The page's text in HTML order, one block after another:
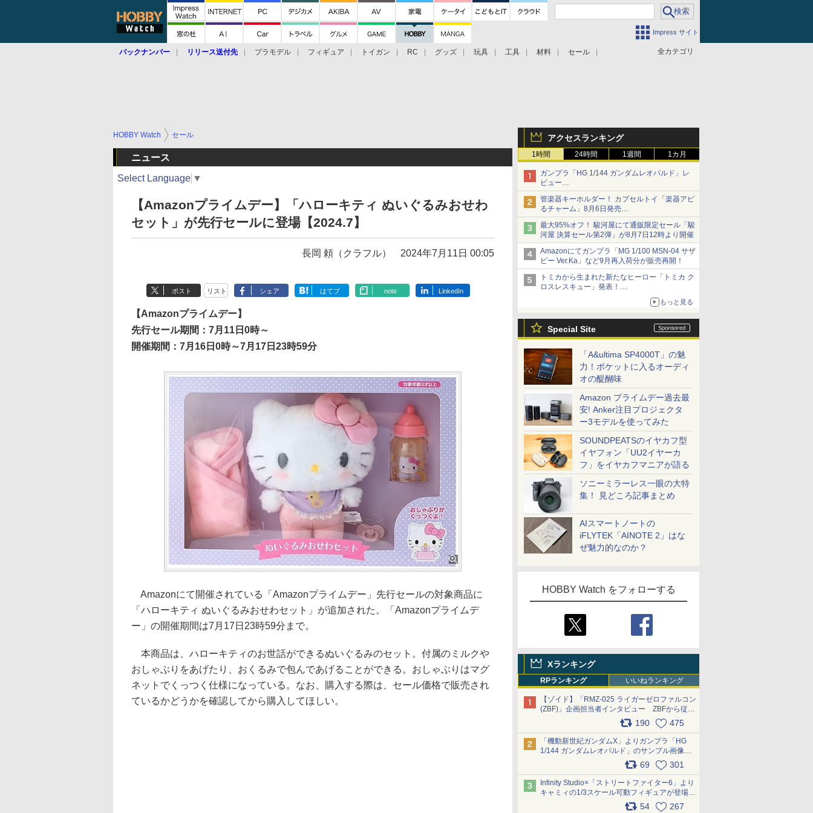
Impress サイト
全カテゴリ
バックナンバー リリース送付先 プラモデル フィギュア トイガン RC グッズ 玩具 工具 材料 セール
アクセスランキング
1時間 24時間 1週間 1カ月
ガンプラ「HG 1/144 ガンダムレオパルド」レ
ビュー
『機動新世紀ガンダムX』30周年！インナーア
ームガトリングの変形機構まで再現し最新フォ
ーマットでキット化！
管楽器キーホルダー！ カプセルトイ「楽器アピ
るチャーム」8月6日発売
チューバ、テナサクなど5種各3色
最大95%オフ！ 駿河屋にて通販限定セール「駿
河屋 決算セール第2弾」が8月7日12時より開催
Amazonにてガンプラ「MG 1/100 MSN-04 サザ
ビー Ver.Ka」など9月再入荷分が販売再開！
トミカから生まれた新たなヒーロー「トミカ ク
ロスレスキュー」発表！
もっと見る
Special Site
「A&ultima SP4000T」の魅
力！ポケットに入るオーディ
オの醍醐味
Amazon プライムデー過去最
安! Anker注目プロジェクタ
ー3モデルを使ってみた
SOUNDPEATSのイヤカフ型
イヤフォン「UU2イヤーカ
フ」をイヤカフマニアが語る
ソニーミラーレス一眼の大特
集！ 見どころ記事まとめ
AIスマートノートの
iFLYTEK「AINOTE 2」はな
ぜ魅力的なのか？
HOBBY Watch をフォローする
Xランキング
RPランキング いいねランキング
【ゾイド】「RMZ-025 ライガーゼロファルコン
(ZBF)」企画担当者インタビュー ZBFから従来
デザインまで再現可能なボリューム満点のキッ
ト pic.x.com/6zOqQAQKkX
190 475
「機動新世紀ガンダムX」よりガンプラ「HG
1/144 ガンダムレオパルド」のサンプル画像が
69 301
Infinity Studio×「ストリートファイター6」より
キャミィの1/3スケール可動フィギュアが登場
54 267
HOBBY Watch セール
ニュース
Select Language ▼
【Amazonプライムデー】「ハローキティ ぬいぐるみおせわ
セット」が先行セールに登場【2024.7】
長岡 頼（クラフル） 2024年7月11日 00:05
ポスト リスト シェア はてブ note LinkedIn
【Amazonプライムデー】
先行セール期間：7月11日0時～
開催期間：7月16日0時～7月17日23時59分
Amazonにて開催されている「Amazonプライムデー」先行セールの対象商品に
「ハローキティ ぬいぐるみおせわセット」が追加された。「Amazonプライムデ
ー」の開催期間は7月17日23時59分まで。
本商品は、ハローキティのお世話ができるぬいぐるみのセット。付属のミルクや
おしゃぶりをあげたり、おくるみで包んであげることができる。おしゃぶりはマグ
ネットでくっつく仕様になっている。なお、購入する際は、セール価格で販売され
ているかどうかを確認してから購入してほしい。